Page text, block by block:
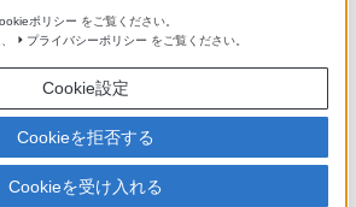
スは専用窓口がございます。対象の
してリンク先の窓口よりお問い合わ
ディスプレイ・テレビ
向け]ブラビア
ポリシー をご覧ください。
プライバシーポリシー をご覧ください。
Cookie設定
Cookieを拒否する
Cookieを受け入れる